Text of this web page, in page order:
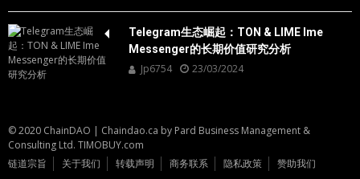
Telegram生态崛起：TON & LIME Ime
Messenger的长期价值研究分析
Jp6754 23/03/2024
© 2020 ChainDAO | Chaindao.ca by Pard Business Management &
Consulting Ltd. TIMOBUY.com
链道宗旨
关于我们 转载声明 商务联系 隐私政策 赞助我们